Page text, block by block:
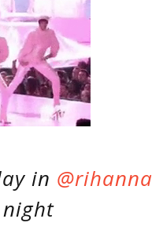
in @rihanna